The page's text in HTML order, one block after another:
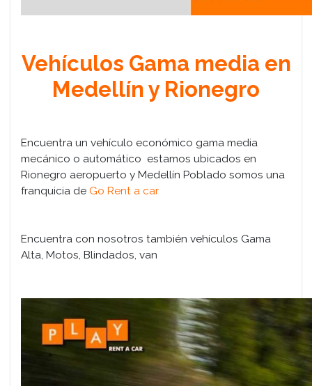
Vehículos Gama media en
Medellín y Rionegro
Encuentra un vehículo económico gama media
mecánico o automático estamos ubicados en
Rionegro aeropuerto y Medellín Poblado somos una
franquicia de Go Rent a car
Encuentra con nosotros también vehículos Gama
Alta, Motos, Blindados, van